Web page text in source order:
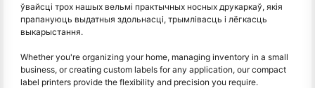
ўвайсці трох нашых вельмі практычных носных друкаркаў, якія
прапануюць выдатныя здольнасці, трымлівасць і лёгкасць
выкарыстання.
Whether you're organizing your home, managing inventory in a small
business, or creating custom labels for any application, our compact
label printers provide the flexibility and precision you require.